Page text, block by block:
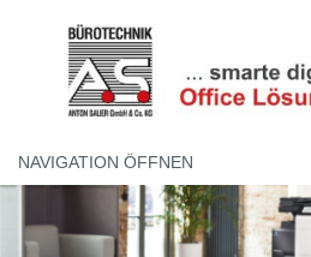
NAVIGATION ÖFFNEN